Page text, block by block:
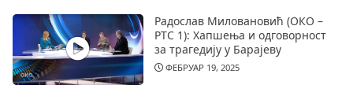
Радослав Миловановић (ОКО –
РТС 1): Хапшења и одговорност
за трагедију у Барајеву
ФЕБРУАР 19, 2025